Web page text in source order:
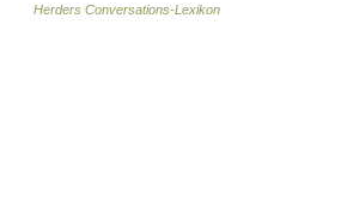
Herders Conversations-Lexikon